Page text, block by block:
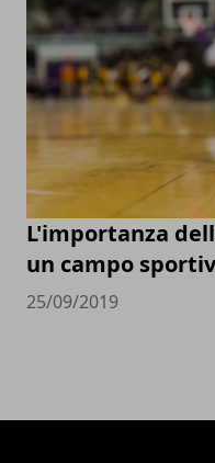
L'importanza
un campo
25/09/2019